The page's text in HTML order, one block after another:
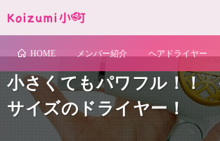
されます。背景色の変更もできます。
HOME メンバー紹介 ヘアドライヤー
小さくてもパワフル！！
サイズのドライヤー！